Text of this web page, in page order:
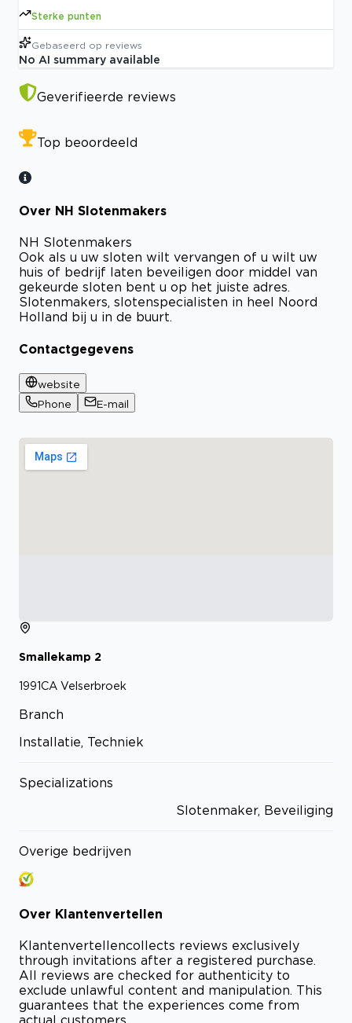
Sterke punten
Gebaseerd op reviews
No AI summary available
Geverifieerde reviews
Top beoordeeld
Over NH Slotenmakers
NH Slotenmakers
Ook als u uw sloten wilt vervangen of u wilt uw
huis of bedrijf laten beveiligen door middel van
gekeurde sloten bent u op het juiste adres.
Slotenmakers, slotenspecialisten in heel Noord
Holland bij u in de buurt.
Contactgegevens
website
Phone
E-mail
Smallekamp 2
1991CA Velserbroek
Branch
Installatie, Techniek
Specializations
Slotenmaker, Beveiliging
Overige bedrijven
Over Klantenvertellen
Klantenvertellencollects reviews exclusively
through invitations after a registered purchase.
All reviews are checked for authenticity to
exclude unlawful content and manipulation. This
guarantees that the experiences come from
actual customers.